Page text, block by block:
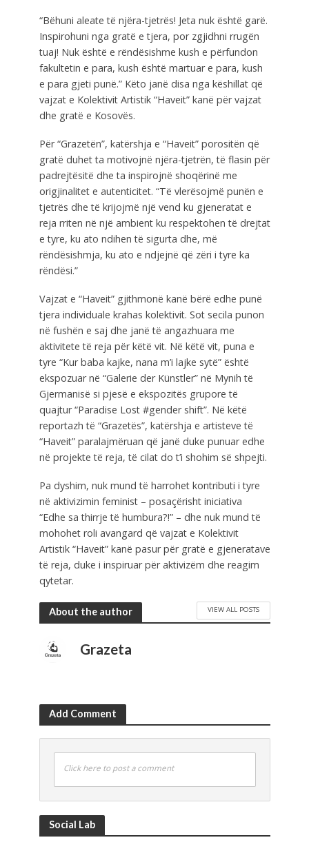
“Bëhuni aleate të njëra-tjetrës! Jeta nuk është garë.
Inspirohuni nga gratë e tjera, por zgjidhni rrugën
tuaj! Nuk është e rëndësishme kush e përfundon
fakultetin e para, kush është martuar e para, kush
e para gjeti punë.” Këto janë disa nga këshillat që
vajzat e Kolektivit Artistik “Haveit” kanë për vajzat
dhe gratë e Kosovës.
Për “Grazetën”, katërshja e “Haveit” porositën që
gratë duhet ta motivojnë njëra-tjetrën, të flasin për
padrejtësitë dhe ta inspirojnë shoqërinë me
origjinalitet e autenticitet. “Të vlerësojmë punën e
tjetrës dhe të krijojmë një vend ku gjeneratat e
reja rriten në një ambient ku respektohen të drejtat
e tyre, ku ato ndihen të sigurta dhe, më
rëndësishmja, ku ato e ndjejnë që zëri i tyre ka
rëndësi.”
Vajzat e “Haveit” gjithmonë kanë bërë edhe punë
tjera individuale krahas kolektivit. Sot secila punon
në fushën e saj dhe janë të angazhuara me
aktivitete të reja për këtë vit. Në këtë vit, puna e
tyre “Kur baba kajke, nana m’i lajke sytë” është
ekspozuar në “Galerie der Künstler” në Mynih të
Gjermanisë si pjesë e ekspozitës grupore të
quajtur “Paradise Lost #gender shift”. Në këtë
reportazh të “Grazetës”, katërshja e artisteve të
“Haveit” paralajmëruan që janë duke punuar edhe
në projekte të reja, të cilat do t’i shohim së shpejti.
Pa dyshim, nuk mund të harrohet kontributi i tyre
në aktivizimin feminist – posaçërisht iniciativa
“Edhe sa thirrje të humbura?!” – dhe nuk mund të
mohohet roli avangard që vajzat e Kolektivit
Artistik “Haveit” kanë pasur për gratë e gjeneratave
të reja, duke i inspiruar për aktivizëm dhe reagim
qytetar.
About the author VIEW ALL POSTS
Grazeta
Add Comment
Click here to post a comment
Social Lab